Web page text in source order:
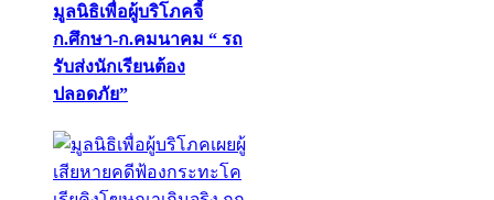
มูลนิธิเพื่อผู้บริโภคจี้
ก.ศึกษา-ก.คมนาคม “ รถ
รับส่งนักเรียนต้อง
ปลอดภัย”